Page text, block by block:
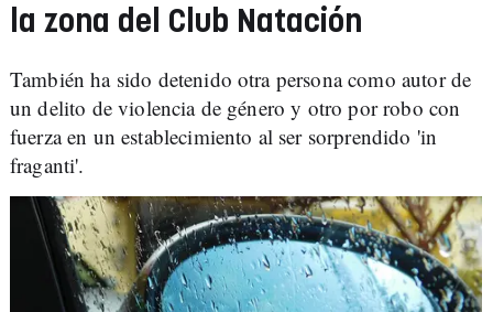
la zona del Club Natación
También ha sido detenido otra persona como autor de
un delito de violencia de género y otro por robo con
fuerza en un establecimiento al ser sorprendido 'in
fraganti'.